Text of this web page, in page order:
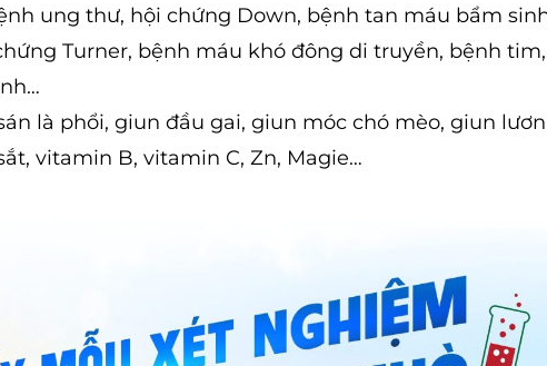
ung thư, hội chứng Down, bệnh tan máu bẩm
Turner, bệnh máu khó đông di truyền, bệnh
là phổi, giun đầu gai, giun móc chó mèo, giun
vitamin B, vitamin C, Zn, Magie…